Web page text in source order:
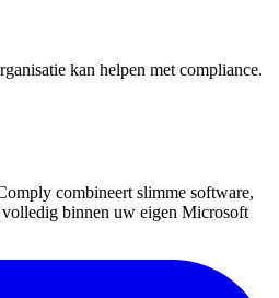
kan helpen met compliance.
combineert slimme software,
binnen uw eigen Microsoft